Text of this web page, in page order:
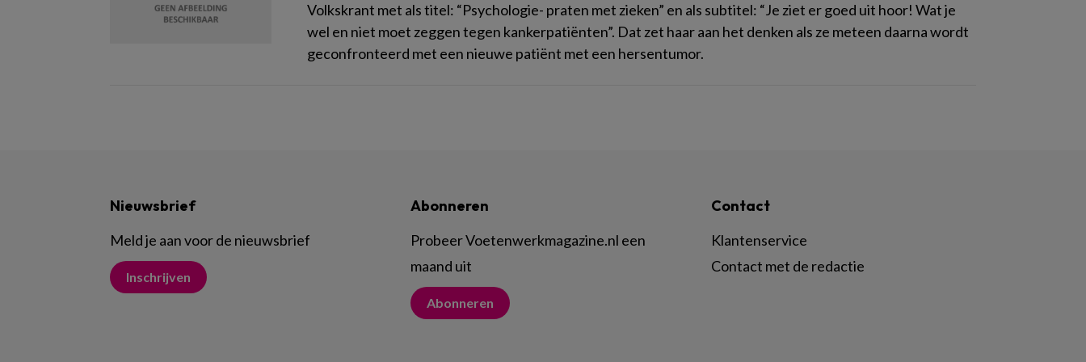
Volkskrant met als titel: “Psychologie- praten met zieken” en als subtitel: “Je ziet er goed uit hoor! Wat je
wel en niet moet zeggen tegen kankerpatiënten”. Dat zet haar aan het denken als ze meteen daarna wordt
geconfronteerd met een nieuwe patiënt met een hersentumor.
Nieuwsbrief
Meld je aan voor de nieuwsbrief
Inschrijven
Abonneren
Probeer Voetenwerkmagazine.nl een
maand uit
Abonneren
Contact
Klantenservice
Contact met de redactie